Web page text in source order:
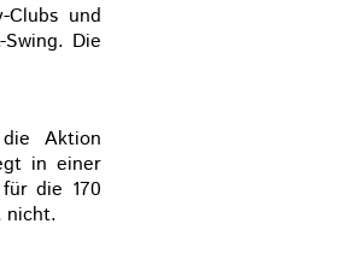
und
Die
Aktion
in einer
die 170
nicht.